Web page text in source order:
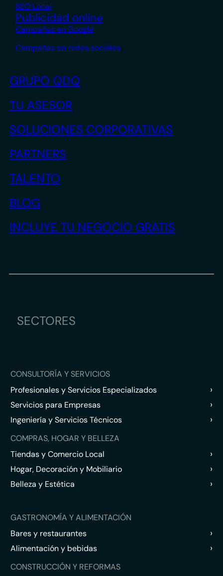
SEO Local
Publicidad online
Campañas en Google
Campañas en redes sociales
GRUPO QDQ
TU ASESOR
SOLUCIONES CORPORATIVAS
PARTNERS
TALENTO
BLOG
INCLUYE TU NEGOCIO GRATIS
SECTORES
CONSULTORÍA Y SERVICIOS
Profesionales y Servicios Especializados
›
Servicios para Empresas ›
Ingeniería y Servicios Técnicos ›
COMPRAS, HOGAR Y BELLEZA
Tiendas y Comercio Local
›
Hogar, Decoración y Mobiliario ›
Belleza y Estética ›
GASTRONOMÍA Y ALIMENTACIÓN
Bares y restaurantes
›
Alimentación y bebidas ›
CONSTRUCCIÓN Y REFORMAS